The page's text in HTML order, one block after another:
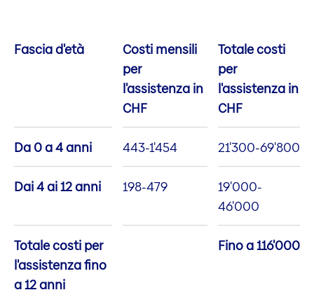
Fascia d'età
Costi mensili
per
l'assistenza in
CHF
Totale costi
per
l'assistenza in
CHF
Da 0 a 4 anni 443-1'454 21'300-69'800
Dai 4 ai 12 anni 198-479
19'000-
46'000
Totale costi per
l'assistenza fino
a 12 anni
Fino a 116'000